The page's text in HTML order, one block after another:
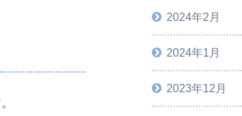
2024年2月
2024年1月
2023年12月